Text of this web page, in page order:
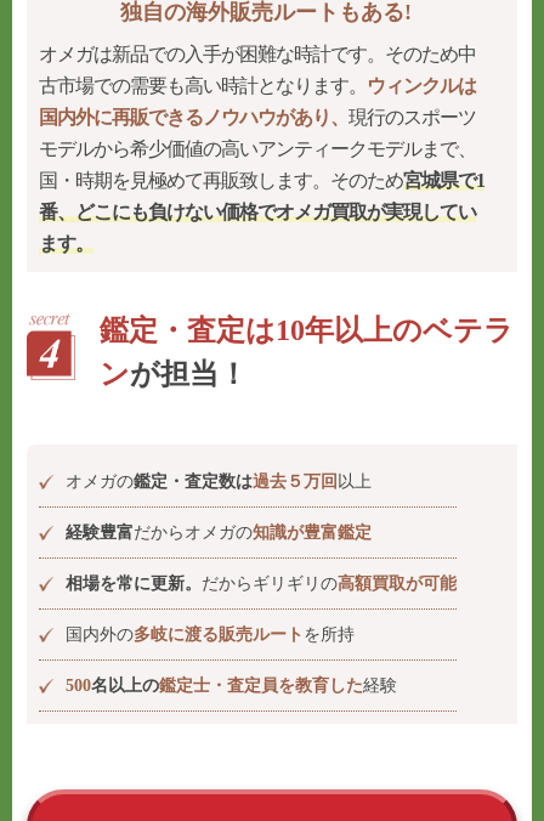
独自の海外販売ルートもある!
オメガは新品での入手が困難な時計です。そのため中
古市場での需要も高い時計となります。 ウィンクルは
国内外に再販できるノウハウがあり、現行のスポーツ
モデルから希少価値の高いアンティークモデルまで、
国・時期を見極めて再販致します。そのため宮城県で1
番、どこにも負けない価格でオメガ買取が実現してい
ます。
鑑定・査定は10年以上のベテラ
ンが担当！
オメガの鑑定・査定数は過去５万回 以上
経験豊富だからオメガの知識が豊富鑑定
相場を常に更新。 だからギリギリの高額買取が可能
国内外の多岐に渡る販売ルート を所持
500名以上の鑑定士・査定員を教育した経験